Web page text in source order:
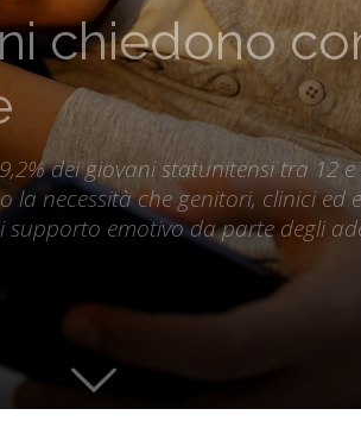
chiedono
dei giovani statunitensi tra 12
la necessità che genitori, clinici
emotivo da parte degli